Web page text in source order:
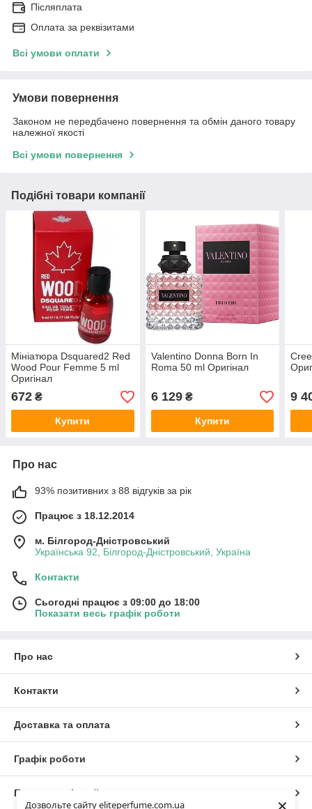
Дозвольте сайту eliteperfume.com.ua
Післяплата
Оплата за реквізитами
Всі умови оплати
Умови повернення
Законом не передбачено повернення та обмін даного товару
належної якості
Всі умови повернення
Подібні товари компанії
Мініатюра Dsquared2 Red
Wood Pour Femme 5 ml
Оригінал
672 ₴
Купити
Valentino Donna Born In
Roma 50 ml Оригінал
6 129₴
Купити
9
Про нас
93% позитивних з 88 відгуків за рік
Працює з 18.12.2014
м. Білгород-Дністровський
Українська 92, Білгород-Дністровський, Україна
Контакти
Сьогодні працює з 09:00 до 18:00
Показати весь графік роботи
Про нас
Контакти
Доставка та оплата
Графік роботи
Повна версія сайту